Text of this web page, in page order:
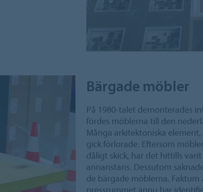
Bärgade möbler
På 1980-talet demonterades
fördes möblerna till den
Många arkitektoniska
gick förlorade. Eftersom
dåligt skick, har det hittills
annanstans. Dessutom
de bärgade möblerna.
pressrummet ännu har